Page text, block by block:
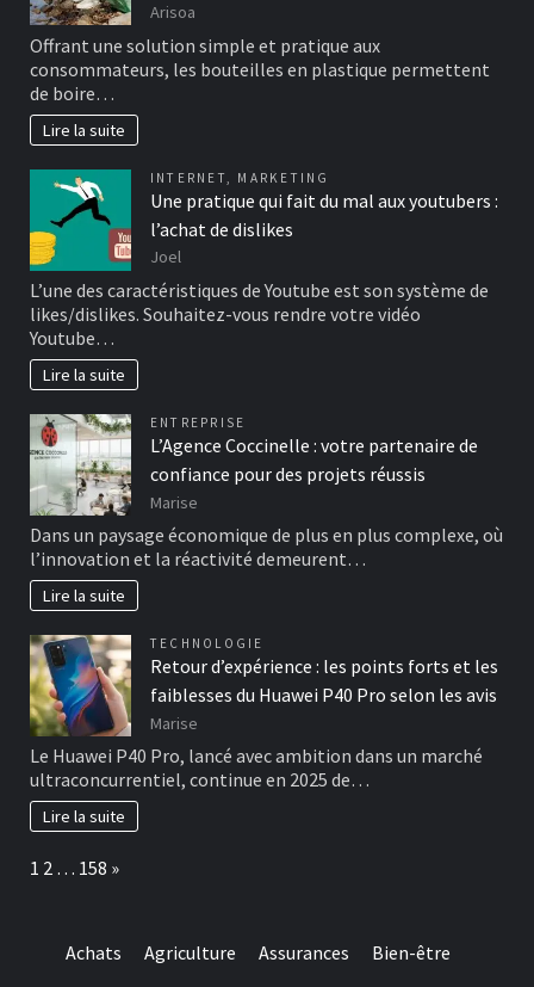
Arisoa
Offrant une solution simple et pratique aux
consommateurs, les bouteilles en plastique permettent
de boire…
Lire la suite
INTERNET MARKETING
Une pratique qui fait du mal aux youtubers :
l’achat de dislikes
Joel
L’une des caractéristiques de Youtube est son système de
likes/dislikes. Souhaitez-vous rendre votre vidéo
Youtube…
Lire la suite
ENTREPRISE
L’Agence Coccinelle : votre partenaire de
confiance pour des projets réussis
Marise
Dans un paysage économique de plus en plus complexe, où
l’innovation et la réactivité demeurent…
Lire la suite
TECHNOLOGIE
Retour d’expérience : les points forts et les
faiblesses du Huawei P40 Pro selon les avis
Marise
Le Huawei P40 Pro, lancé avec ambition dans un marché
ultraconcurrentiel, continue en 2025 de…
Lire la suite
Page:
1 2 … 158 Next
»
Achats Agriculture Assurances Bien-être